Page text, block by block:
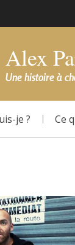
Alex
Une histoire à
je ? Ce